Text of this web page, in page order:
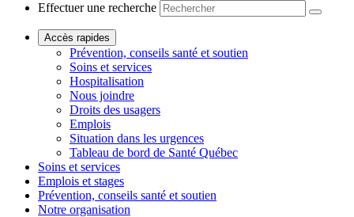
Effectuer une recherche
Accès rapides
Prévention, conseils santé et soutien
Soins et services
Hospitalisation
Nous joindre
Droits des usagers
Emplois
Situation dans les urgences
Tableau de bord de Santé Québec
Soins et services
Emplois et stages
Prévention, conseils santé et soutien
Notre organisation